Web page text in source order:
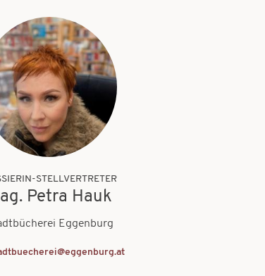
STELLVERTRETER
Petra Hauk
Eggenburg